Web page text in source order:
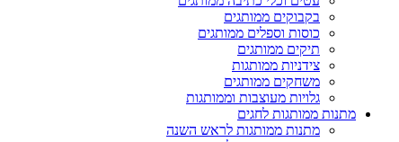
בקבוקים ממותגים
כוסות וספלים ממותגים
תיקים ממותגים
צידניות ממותגות
משחקים ממותגים
גלויות מעוצבות וממותגות
מתנות ממותגות לחגים
מתנות ממותגות לראש השנה